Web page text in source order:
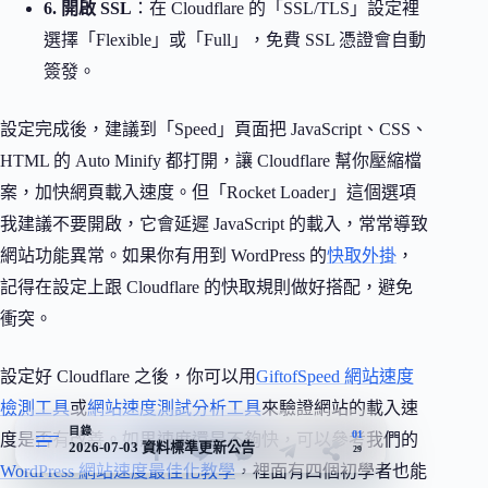
6. 開啟 SSL ：在 Cloudflare 的「SSL/TLS」設定裡
選擇「Flexible」或「Full」，免費 SSL 憑證會自動
簽發。
設定完成後，建議到「Speed」頁面把 JavaScript、CSS、
HTML 的 Auto Minify 都打開，讓 Cloudflare 幫你壓縮檔
案，加快網頁載入速度。但「Rocket Loader」這個選項
我建議不要開啟，它會延遲 JavaScript 的載入，常常導致
網站功能異常。如果你有用到 WordPress 的快取外掛 ，
記得在設定上跟 Cloudflare 的快取規則做好搭配，避免
衝突。
設定好 Cloudflare 之後，你可以用GiftofSpeed 網站速度
檢測工具或網站速度測試分析工具來驗證網站的載入速
度是否有改善。如果速度還是不夠快，可以參考我們的
WordPress 網站速度最佳化教學，裡面有四個初學者也能
目錄
2026-07-03 資料標準更新公告
01
29